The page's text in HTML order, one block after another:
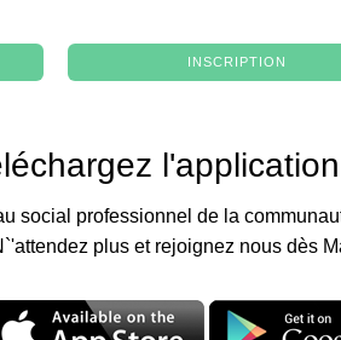
INSCRIPTION
social professionnel de la
plus et rejoignez nous dès